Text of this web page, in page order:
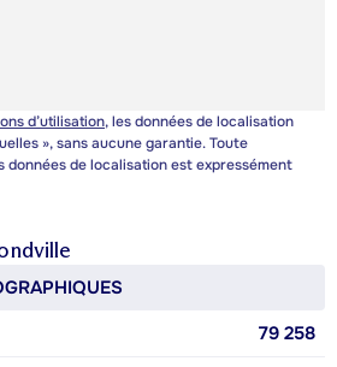
d’utilisation, les données de localisation
», sans aucune garantie. Toute
données de localisation est expressément
79 258